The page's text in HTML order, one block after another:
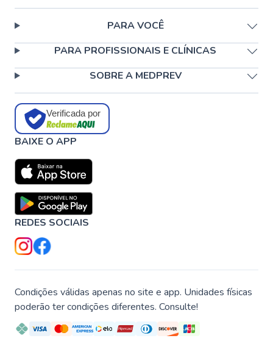
PARA VOCÊ
PARA PROFISSIONAIS E CLÍNICAS
SOBRE A MEDPREV
Verificada por
BAIXE O APP
REDES SOCIAIS
Condições válidas apenas no site e app. Unidades físicas
poderão ter condições diferentes. Consulte!